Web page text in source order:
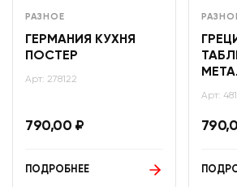
РАЗНОЕ
ГЕРМАНИЯ КУХНЯ
ПОСТЕР
Арт: 278122
790,00 ₽
ПОДРОБНЕЕ
Арт: